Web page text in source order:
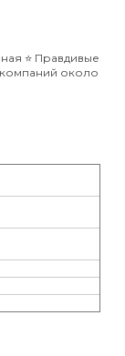
⭐️ Правдивые
около